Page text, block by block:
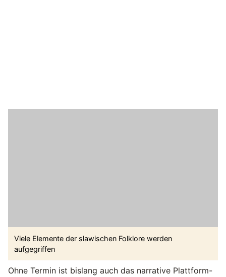
Viele Elemente der slawischen Folklore werden
aufgegriffen
Ohne Termin ist bislang auch das narrative Plattform-